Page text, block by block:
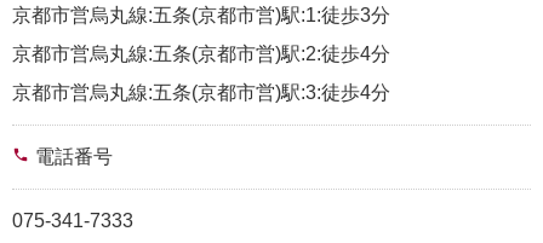
京都市営烏丸線:五条(京都市営)駅:1:徒歩3分
京都市営烏丸線:五条(京都市営)駅:2:徒歩4分
京都市営烏丸線:五条(京都市営)駅:3:徒歩4分
phone 電話番号
075-341-7333